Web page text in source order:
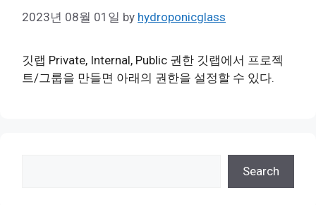
2023년 08월 01일 by hydroponicglass
깃랩 Private, Internal, Public 권한 깃랩에서 프로젝
트/그룹을 만들면 아래의 권한을 설정할 수 있다.
Search